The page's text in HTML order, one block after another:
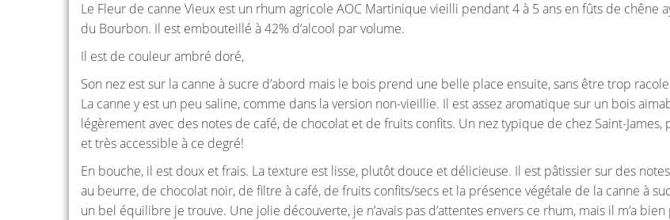
Le Fleur de canne Vieux est un rhum agricole AOC Martinique vieilli pendant 4 à 5 ans en fûts de chêne
du Bourbon. Il est embouteillé à 42% d’alcool par volume.
Il est de couleur ambré doré,
Son nez est sur la canne à sucre d’abord mais le bois prend une belle place ensuite, sans être trop
La canne y est un peu saline, comme dans la version non-vieillie. Il est assez aromatique sur un bois
légèrement avec des notes de café, de chocolat et de fruits confits. Un nez typique de chez Saint-James,
et très accessible à ce degré!
En bouche, il est doux et frais. La texture est lisse, plutôt douce et délicieuse. Il est pâtissier sur des
au beurre, de chocolat noir, de filtre à café, de fruits confits/secs et la présence végétale de la canne à
un bel équilibre je trouve. Une jolie découverte, je n’avais pas d’attentes envers ce rhum, mais il m’a bien